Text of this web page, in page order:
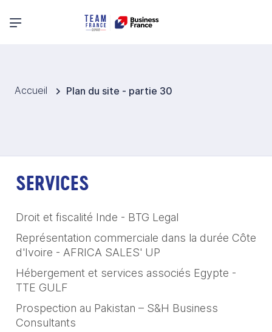
Menu principal
Accueil Plan du site - partie 30
SERVICES
Droit et fiscalité Inde - BTG Legal
Représentation commerciale dans la durée Côte
d'Ivoire - AFRICA SALES' UP
Hébergement et services associés Egypte -
TTE GULF
Prospection au Pakistan – S&H Business
Consultants